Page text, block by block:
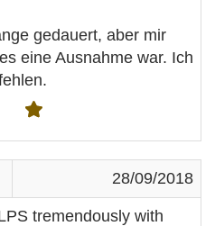
gedauert, aber mir
eine Ausnahme war. Ich
28/09/2018
tremendously with